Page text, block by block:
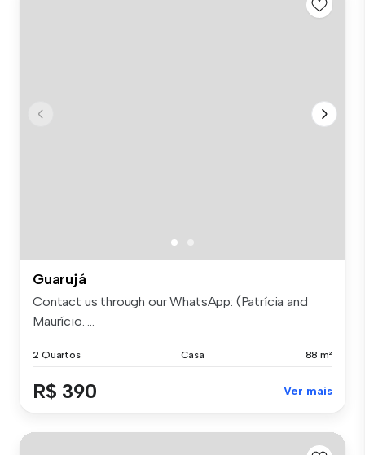
Guarujá
Contact us through our WhatsApp: (Patrícia and
Maurício. ...
2 Quartos Casa 88 m²
R$ 390 Ver mais